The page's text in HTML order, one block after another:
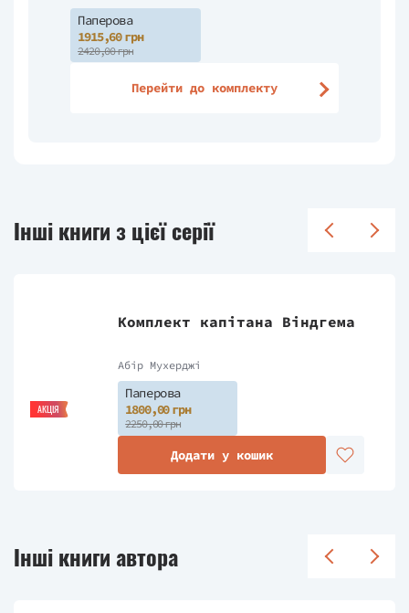
Паперова
1915,60 грн
2420,00 грн
Перейти до комплекту
Інші книги з цієї серії
АКЦІЯ
Комплект капітана Віндгема
Абір Мухерджі
Паперова
1800,00 грн
2250,00 грн
Додати у кошик
Інші книги автора